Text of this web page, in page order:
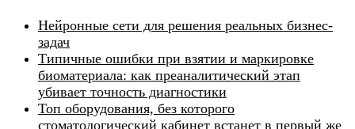
Нейронные сети для решения реальных бизнес-
задач
Типичные ошибки при взятии и маркировке
биоматериала: как преаналитический этап
убивает точность диагностики
Топ оборудования, без которого
стоматологический кабинет встанет в первый же